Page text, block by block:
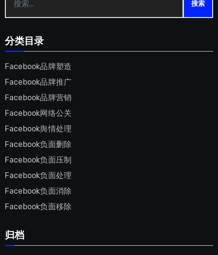
索：
分类目录
Facebook品牌塑造
Facebook品牌推广
Facebook品牌营销
Facebook网络公关
Facebook舆情处理
Facebook负面删除
Facebook负面压制
Facebook负面处理
Facebook负面消除
Facebook负面移除
归档